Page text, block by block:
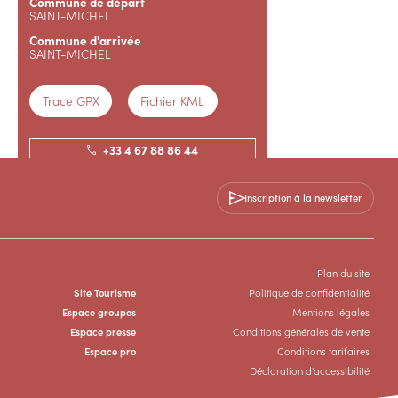
SAINT-MICHEL
Commune d'arrivée
SAINT-MICHEL
Trace GPX Fichier KML
+33 4 67 88 86 44
Inscription à la newsletter
Site Tourisme
Espace groupes
Espace presse
Espace pro
Plan du site
Politique de confidentialité
Mentions légales
Conditions générales de vente
Conditions tarifaires
Déclaration d'accessibilité